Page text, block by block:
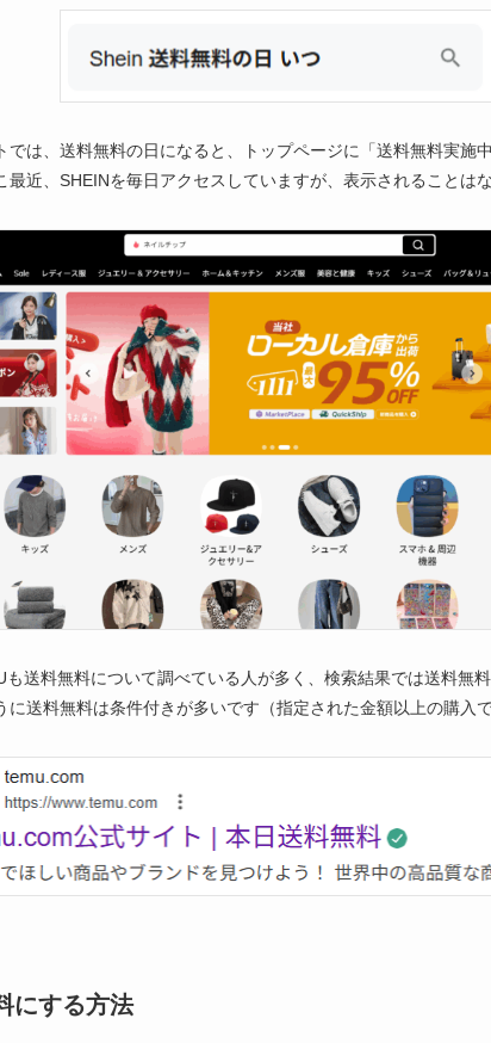
では、送料無料の日になると、トップページに「送料無料実施
最近、SHEINを毎日アクセスしていますが、表示されることは
も送料無料について調べている人が多く、検索結果では送料無
に送料無料は条件付きが多いです（指定された金額以上の購入で
にする方法